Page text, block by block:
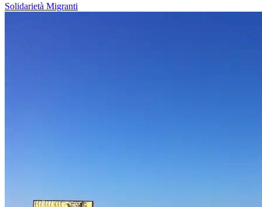
Solidarietà Migranti